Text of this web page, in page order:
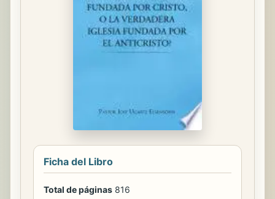
Ficha del Libro
Total de páginas 816